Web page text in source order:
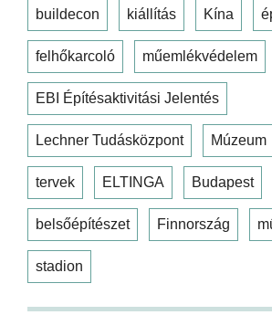
buildecon kiállítás Kína
felhőkarcoló műemlékvédelem
EBI Építésaktivitási Jelentés
Lechner Tudásközpont Múzeum
tervek ELTINGA Budapest
belsőépítészet Finnország
stadion